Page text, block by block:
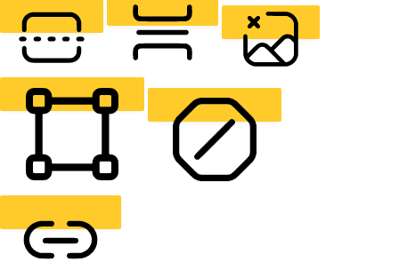
READING LINE READING MASK HIDE IMAGES